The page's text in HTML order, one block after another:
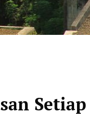
Setiap